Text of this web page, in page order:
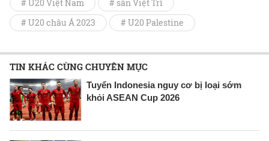
# U20 Việt Nam
# sân Việt Trì
# U20 châu Á 2023
# U20 Palestine
TIN KHÁC CÙNG CHUYÊN MỤC
Tuyển Indonesia nguy cơ bị loại sớm
khỏi ASEAN Cup 2026